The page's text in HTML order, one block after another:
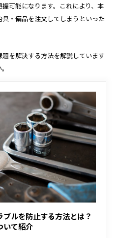
可能になります。これにより、本
・備品を注文してしまうといった
を解決する方法を解説しています
ルを防止する方法とは？
いて紹介